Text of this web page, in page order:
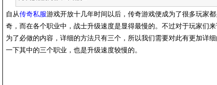
自从传奇私服游戏开放十几年时间以后，传奇游戏便成为了很多玩家
奇，而在各个职业中，战士升级速度是显得最慢的。不过对于玩家们
为了必做的内容，详细的方法只有三个，所以我们需要对此有更加详
一下其中的三个职业，也是升级速度较慢的。